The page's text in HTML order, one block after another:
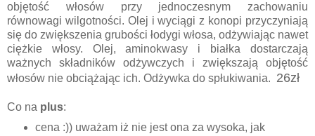
objętość włosów przy jednoczesnym zachowaniu
równowagi wilgotności. Olej i wyciągi z konopi przyczyniają
się do zwiększenia grubości łodygi włosa, odżywiając nawet
ciężkie włosy. Olej, aminokwasy i białka dostarczają
ważnych składników odżywczych i zwiększają objętość
włosów nie obciążając ich. Odżywka do spłukiwania. 26zł
Co na plus:
cena :)) uważam iż nie jest ona za wysoka, jak